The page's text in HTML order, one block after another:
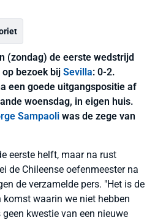
(zondag) de eerste wedstrijd
bezoek bij Sevilla: 0-2.
een goede uitgangspositie af
woensdag, in eigen huis.
Sampaoli was de zege van
eerste helft, maar na rust
de Chileense oefenmeester na
de verzamelde pers. "Het is de
waarin we niet hebben
kwestie van een nieuwe